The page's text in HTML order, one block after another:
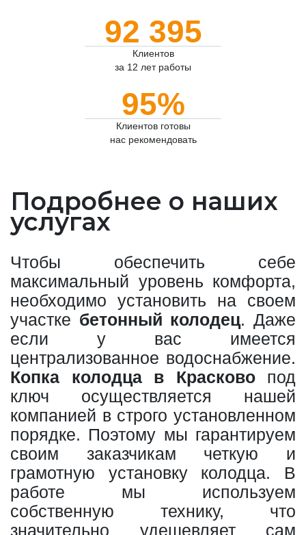
92 395
Клиентов
за 12 лет работы
95%
Клиентов готовы
нас рекомендовать
Подробнее о наших
услугах
Чтобы обеспечить себе
максимальный уровень комфорта,
необходимо установить на своем
участке бетонный колодец. Даже
если у вас имеется
централизованное водоснабжение.
Копка колодца в Красковопод
ключ осуществляется нашей
компанией в строго установленном
порядке. Поэтому мы гарантируем
своим заказчикам четкую и
грамотную установку колодца. В
работе мы используем
собственную технику, что
значительно удешевляет сам